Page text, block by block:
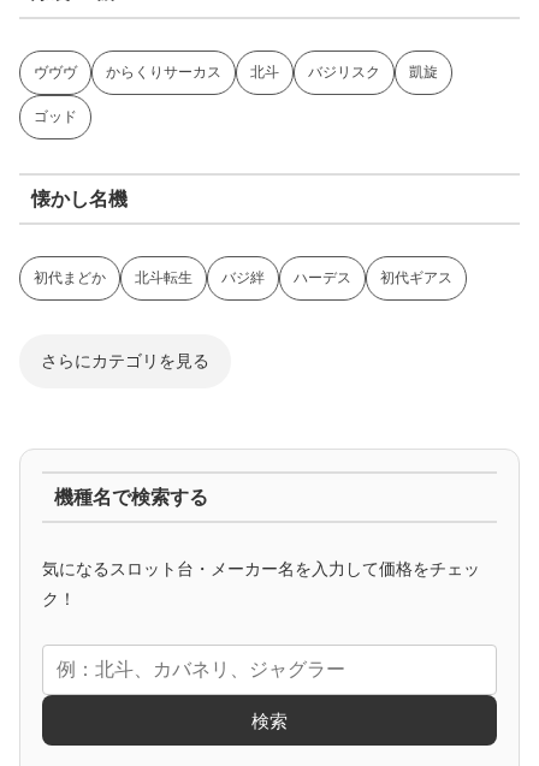
ヴヴヴ からくりサーカス 北斗 バジリスク 凱旋
ゴッド
懐かし名機
初代まどか 北斗転生 バジ絆 ハーデス 初代ギアス
さらにカテゴリを見る
マイジャグ ファンキー アイム ゴージャグ ハッピー
アニメタイアップ
エヴァ コードギアス 化物語 炎炎ノ消防隊
機種名で検索する
気になるスロット台・メーカー名を入力して価格をチェッ
ク！
検索